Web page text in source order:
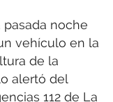
pasada noche
vehículo en la
de la
alertó del
112 de La